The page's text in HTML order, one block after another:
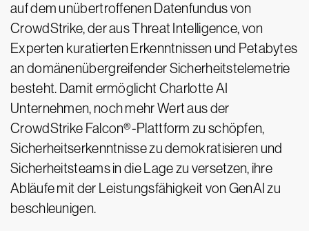
auf dem unübertroffenen Datenfundus von
CrowdStrike, der aus Threat Intelligence, von
Experten kuratierten Erkenntnissen und Petabytes
an domänenübergreifender Sicherheitstelemetrie
besteht. Damit ermöglicht Charlotte AI
Unternehmen, noch mehr Wert aus der
CrowdStrike Falcon®-Plattform zu schöpfen,
Sicherheitserkenntnisse zu demokratisieren und
Sicherheitsteams in die Lage zu versetzen, ihre
Abläufe mit der Leistungsfähigkeit von GenAI zu
beschleunigen.